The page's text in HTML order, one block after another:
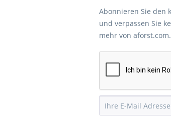
Abonnieren Sie den
und verpassen Sie
mehr von aforst.com.